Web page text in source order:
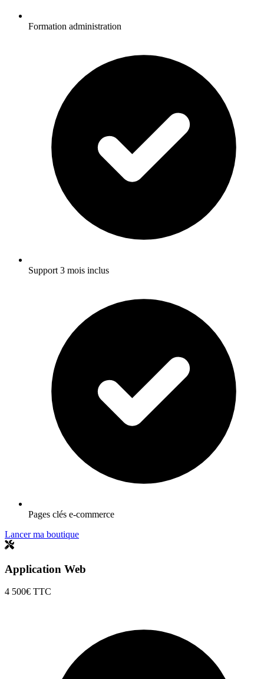
Formation administration
Support 3 mois inclus
Pages clés e-commerce
Lancer ma boutique
Application Web
4 500€ TTC